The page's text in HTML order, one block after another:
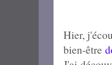
Hier,
bien-être